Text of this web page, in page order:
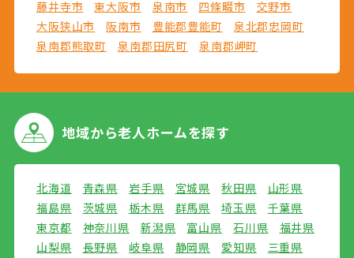
藤井寺市
東大阪市 泉南市 四條畷市
交野市
大阪狭山市
阪南市 豊能郡豊能町
泉北郡忠岡町
泉南郡熊取町
泉南郡田尻町 泉南郡岬町
地域から老人ホームを探す
北海道 青森県 岩手県 宮城県 秋田県
山形県
福島県
茨城県 栃木県 群馬県 埼玉県
千葉県
東京都
神奈川県 新潟県 富山県 石川県
福井県
山梨県
長野県 岐阜県 静岡県 愛知県
三重県